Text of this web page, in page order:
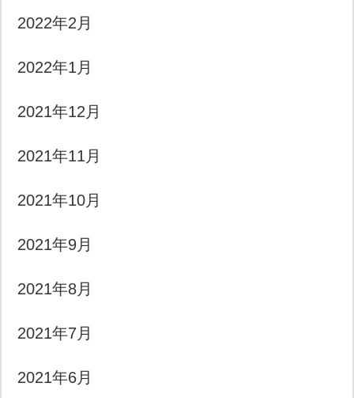
2022年2月
2022年1月
2021年12月
2021年11月
2021年10月
2021年9月
2021年8月
2021年7月
2021年6月